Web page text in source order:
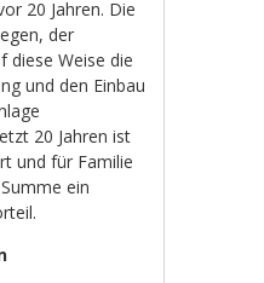
20 Jahren. Die
der
diese Weise die
und den Einbau
20 Jahren ist
und für Familie
ein